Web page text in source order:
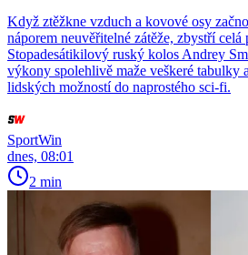
Když ztěžkne vzduch a kovové osy
náporem neuvěřitelné zátěže, zbystří celá
Stopadesátikilový ruský kolos Andrey
výkony spolehlivě maže veškeré tabulky
lidských možností do naprostého sci-fi.
SportWin
dnes, 08:01
2 min